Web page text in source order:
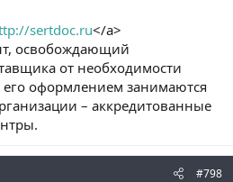
sertdoc.ru</a>
освобождающий
от необходимости
оформлением занимаются
– аккредитованные
#798